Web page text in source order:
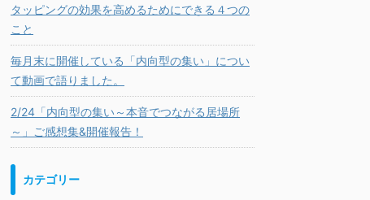
タッピングの効果を高めるためにできる４つの
こと
毎月末に開催している「内向型の集い」につい
て動画で語りました。
2/24「内向型の集い～本音でつながる居場所
～」ご感想集&開催報告！
カテゴリー